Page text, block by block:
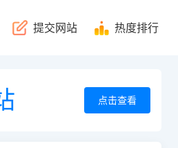
提交网站 热度排行
点击查看